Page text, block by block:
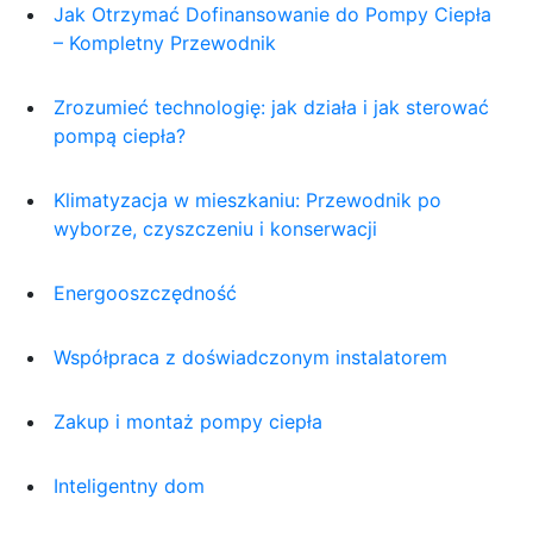
Jak Otrzymać Dofinansowanie do Pompy Ciepła
– Kompletny Przewodnik
Zrozumieć technologię: jak działa i jak sterować
pompą ciepła?
Klimatyzacja w mieszkaniu: Przewodnik po
wyborze, czyszczeniu i konserwacji
Energooszczędność
Współpraca z doświadczonym instalatorem
Zakup i montaż pompy ciepła
Inteligentny dom